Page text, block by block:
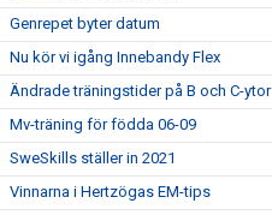
Genrepet byter datum
Nu kör vi igång Innebandy Flex
Ändrade träningstider på B och C-ytor
Mv-träning för födda 06-09
SweSkills ställer in 2021
Vinnarna i Hertzögas EM-tips